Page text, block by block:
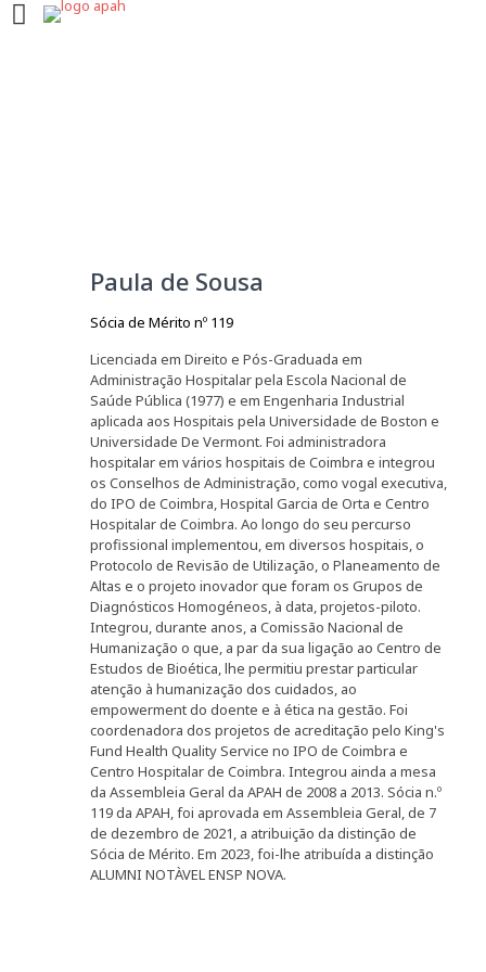
Paula de Sousa
Sócia de Mérito nº 119
Licenciada em Direito e Pós-Graduada em
Administração Hospitalar pela Escola Nacional de
Saúde Pública (1977) e em Engenharia Industrial
aplicada aos Hospitais pela Universidade de Boston e
Universidade De Vermont. Foi administradora
hospitalar em vários hospitais de Coimbra e integrou
os Conselhos de Administração, como vogal executiva,
do IPO de Coimbra, Hospital Garcia de Orta e Centro
Hospitalar de Coimbra. Ao longo do seu percurso
profissional implementou, em diversos hospitais, o
Protocolo de Revisão de Utilização, o Planeamento de
Altas e o projeto inovador que foram os Grupos de
Diagnósticos Homogéneos, à data, projetos-piloto.
Integrou, durante anos, a Comissão Nacional de
Humanização o que, a par da sua ligação ao Centro de
Estudos de Bioética, lhe permitiu prestar particular
atenção à humanização dos cuidados, ao
empowerment do doente e à ética na gestão. Foi
coordenadora dos projetos de acreditação pelo King's
Fund Health Quality Service no IPO de Coimbra e
Centro Hospitalar de Coimbra. Integrou ainda a mesa
da Assembleia Geral da APAH de 2008 a 2013. Sócia n.º
119 da APAH, foi aprovada em Assembleia Geral, de 7
de dezembro de 2021, a atribuição da distinção de
Sócia de Mérito. Em 2023, foi-lhe atribuída a distinção
ALUMNI NOTÀVEL ENSP NOVA.